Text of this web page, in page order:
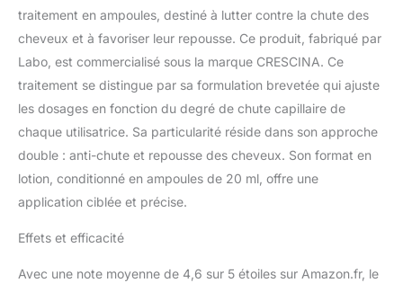
stimulent la régénération
spécifique pour homme
et femme. Dosages
disponibles : 1700-1900-
2100 Formats
ampoules, équivalent à
un mois de traitement,
40 ampoules, équivalent
ne conviennent que pour
traitement en ampoules, destiné à lutter contre la chute des
cheveux et à favoriser leur repousse. Ce produit, fabriqué par
Labo, est commercialisé sous la marque CRESCINA. Ce
traitement se distingue par sa formulation brevetée qui ajuste
les dosages en fonction du degré de chute capillaire de
chaque utilisatrice. Sa particularité réside dans son approche
double : anti-chute et repousse des cheveux. Son format en
lotion, conditionné en ampoules de 20 ml, offre une
application ciblée et précise.
Effets et efficacité
Avec une note moyenne de 4,6 sur 5 étoiles sur Amazon.fr, le